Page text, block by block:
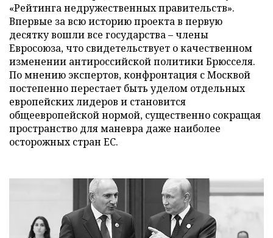
«Рейтинга недружественных правительств».
Впервые за всю историю проекта в первую
десятку вошли все государства – члены
Евросоюза, что свидетельствует о качественном
изменении антироссийской политики Брюсселя.
По мнению экспертов, конфронтация с Москвой
постепенно перестает быть уделом отдельных
европейских лидеров и становится
общеевропейской нормой, существенно сокращая
пространство для маневра даже наиболее
осторожных стран ЕС.